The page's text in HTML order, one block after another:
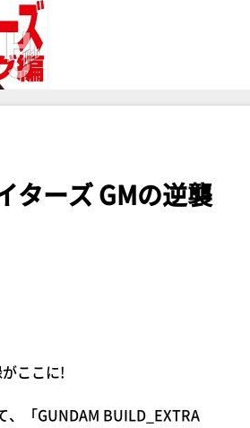
ターズ GMの逆襲
ここに!
「GUNDAM BUILD_EXTRA